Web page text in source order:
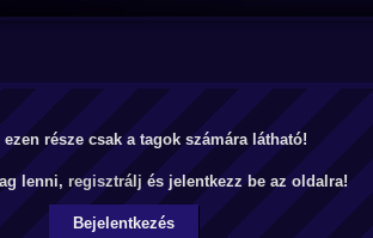
része csak a tagok számára látható!
lenni, regisztrálj és jelentkezz be az oldalra!
Bejelentkezés